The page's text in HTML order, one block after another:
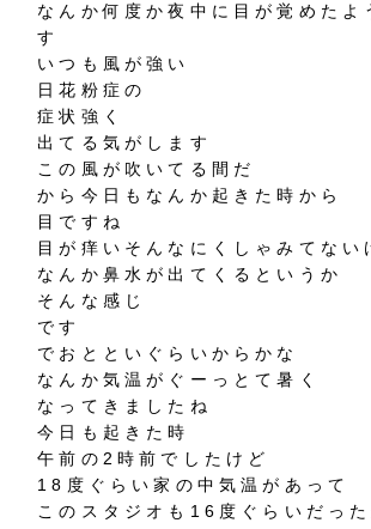
なんか何度か夜中に目が覚めたよ
す
いつも風が強い
日花粉症の
症状強く
出てる気がします
この風が吹いてる間だ
から今日もなんか起きた時から
目ですね
目が痒いそんなにくしゃみてない
なんか鼻水が出てくるというか
そんな感じ
です
でおとといぐらいからかな
なんか気温がぐーっとて暑く
なってきましたね
今日も起きた時
午前の2時前でしたけど
18度ぐらい家の中気温があって
このスタジオも16度ぐらいだった